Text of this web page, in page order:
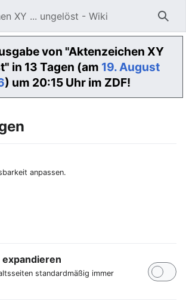
XY ... ungelöst - Wiki
von "Aktenzeichen XY
in 13 Tagen (am 19. August
) um 20:15 Uhr im ZDF!
anpassen.
standardmäßig immer